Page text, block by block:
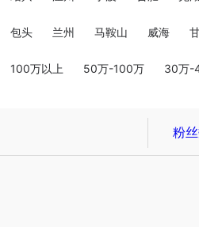
包头 兰州 马鞍山 威海
100万以上 50万-100万 30万-
粉